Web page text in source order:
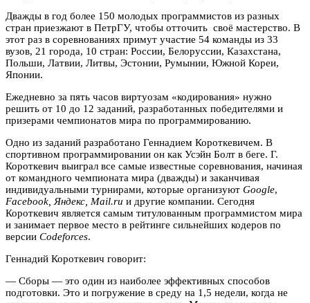
Дважды в год более 150 молодых программистов из разных
стран приезжают в ПетрГУ, чтобы отточить своё мастерство. В
этот раз в соревнованиях примут участие 54 команды из 33
вузов, 21 города, 10 стран: России, Белоруссии, Казахстана,
Польши, Латвии, Литвы, Эстонии, Румынии, Южной Кореи,
Японии.
Ежедневно за пять часов виртуозам «кодирования» нужно
решить от 10 до 12 заданий, разработанных победителями и
призерами чемпионатов мира по программированию.
Одно из заданий разработано Геннадием Короткевичем. В
спортивном программировании он как Усэйн Болт в беге. Г.
Короткевич выиграл все самые известные соревнования, начиная
от командного чемпионата мира (дважды) и заканчивая
индивидуальными турнирами, которые организуют Google,
Facebook, Яндекс, Mail.ru и другие компании. Сегодня
Короткевич является самым титулованным программистом мира
и занимает первое место в рейтинге сильнейших кодеров по
версии Codeforces.
Геннадий Короткевич говорит:
— Сборы — это один из наиболее эффективных способов
подготовки. Это и погружение в среду на 1,5 недели, когда не